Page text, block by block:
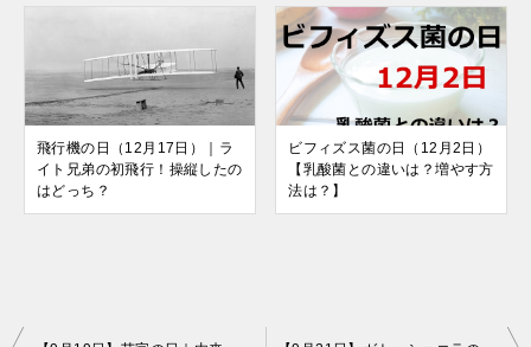
飛行機の日（12月17日）｜ラ
イト兄弟の初飛行！操縦したの
はどっち？
ビフィズス菌の日（12月2日）
【乳酸菌との違いは？増やす方
法は？】